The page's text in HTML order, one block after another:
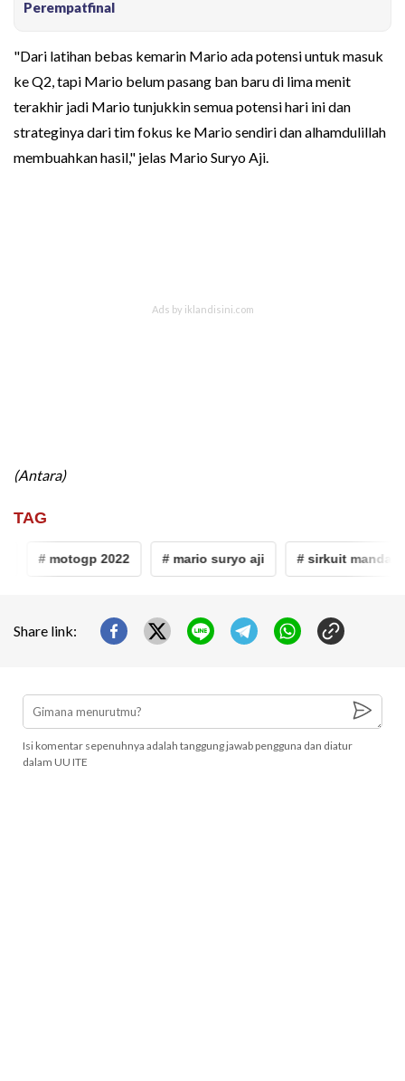
Perempatfinal
"Dari latihan bebas kemarin Mario ada potensi untuk masuk
ke Q2, tapi Mario belum pasang ban baru di lima menit
terakhir jadi Mario tunjukkin semua potensi hari ini dan
strateginya dari tim fokus ke Mario sendiri dan alhamdulillah
membuahkan hasil," jelas Mario Suryo Aji.
(Antara)
TAG
# motogp 2022 # mario suryo aji # sirkuit mandalika
Share link:
Isi komentar sepenuhnya adalah tanggung jawab pengguna dan diatur
dalam UU ITE